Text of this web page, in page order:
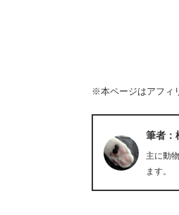
※本ページはアフィ
筆者：
主に動
ます。